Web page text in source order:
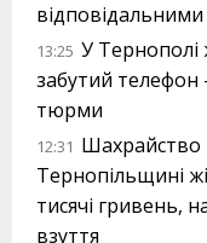
відповідальними
13:25 У Тернополі
забутий телефон
тюрми
12:31 Шахрайство
Тернопільщині
тисячі гривень,
взуття